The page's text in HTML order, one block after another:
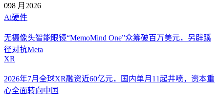
098 月 2026
Ai硬件
无摄像头智能眼镜“MemoMind One”众筹破百万美元，另辟蹊
径对抗Meta
XR
2026年7月全球XR融资近60亿元，国内单月11起井喷，资本重
心全面转向中国